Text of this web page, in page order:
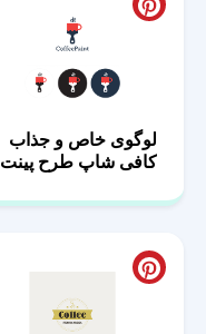
لوگوی خاص و جذاب
کافی شاپ طرح پینت